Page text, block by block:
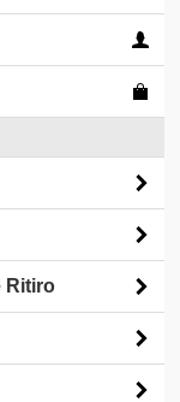
Ritiro